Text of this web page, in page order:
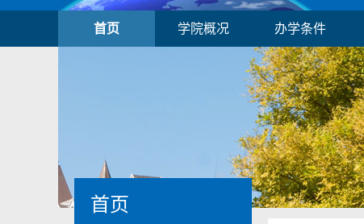
首页 学院概况 办学条件
首页